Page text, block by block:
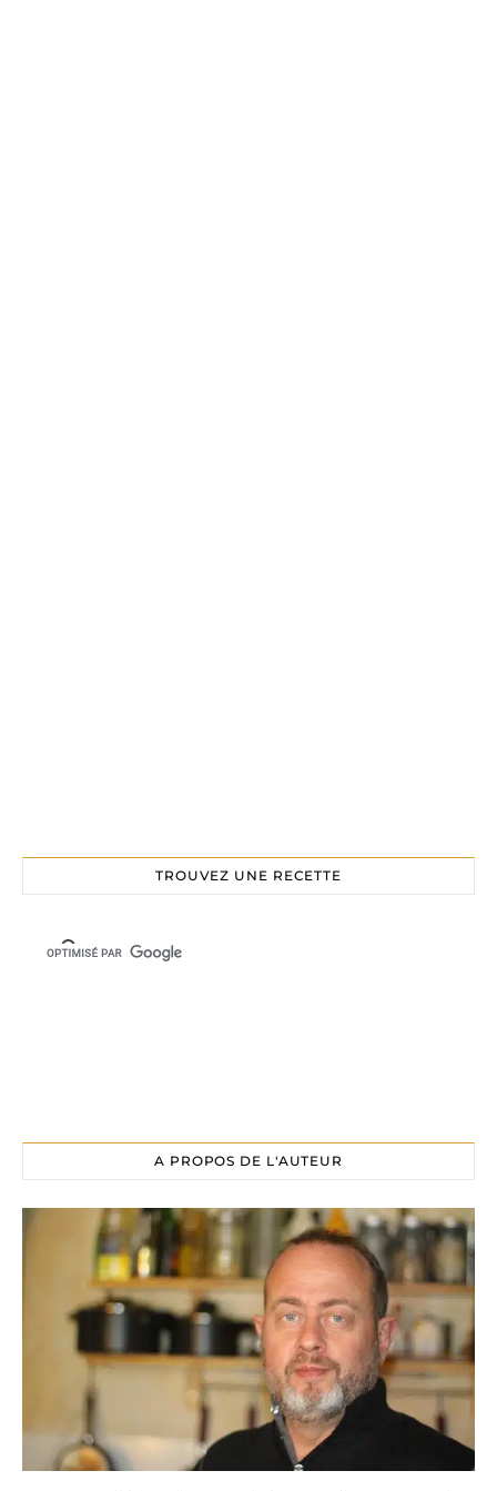
TROUVEZ UNE RECETTE
A PROPOS DE L'AUTEUR